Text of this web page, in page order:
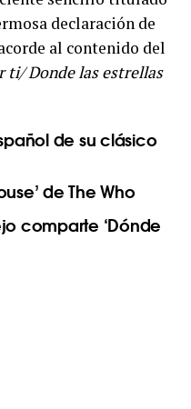
declaración de
al contenido del
ti/ Donde las estrellas
de su clásico
de The Who
comparte ‘Dónde